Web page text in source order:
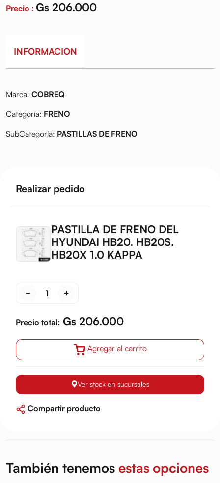
Precio : Gs 206.000
INFORMACION
Marca: COBREQ
Categoría: FRENO
SubCategoría: PASTILLAS DE FRENO
Realizar pedido
PASTILLA DE FRENO DEL
HYUNDAI HB20. HB20S.
HB20X 1.0 KAPPA
Precio total: Gs 206.000
Agregar al carrito
Ver stock en sucursales
Compartir producto
También tenemos estas opciones